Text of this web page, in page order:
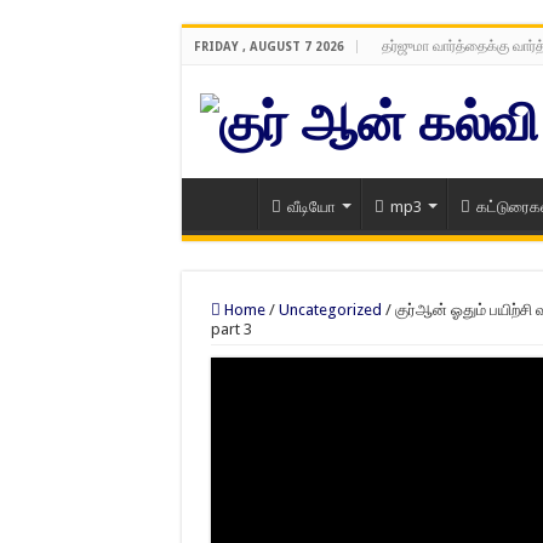
FRIDAY , AUGUST 7 2026 தர்ஜுமா வார்த்தைக்கு
வீடியோ mp3
Home / Uncategorized / குர்ஆன் ஓதும் பயிற்சி
part 3